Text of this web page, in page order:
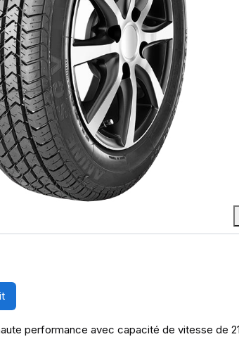
performance avec capacité de vitesse de